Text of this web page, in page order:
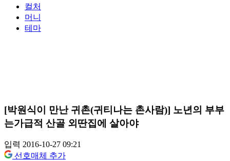
컬처
머니
테마
[박원식이 만난 귀촌(귀티나는 촌사람)] 노년의 부부
는가급적 산골 외딴집에 살아야
입력 2016-10-27 09:21
선호매체 추가